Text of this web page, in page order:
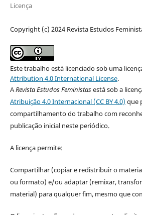
Licença
Copyright (c) 2024 Revista Estudos
Este trabalho está licenciado sob uma
Attribution 4.0 International License.
ARevista Estudos Feministasestá sob a
Atribuição 4.0 Internacional (CC BY 4.0) que
compartilhamento do trabalho com
publicação inicial neste periódico.
A licença permite:
Compartilhar (copiar e redistribuir o
ou formato) e/ou adaptar (remixar,
material) para qualquer fim, mesmo que